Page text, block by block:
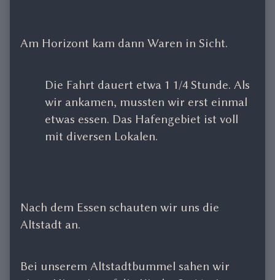
Am Horizont kam dann Waren in Sicht.
Die Fahrt dauert etwa 1 1/4 Stunde. Als
wir ankamen, mussten wir erst einmal
etwas essen. Das Hafengebiet ist voll
mit diversen Lokalen.
Nach dem Essen schauten wir uns die
Altstadt an.
Bei unserem Altstadtbummel sahen wir